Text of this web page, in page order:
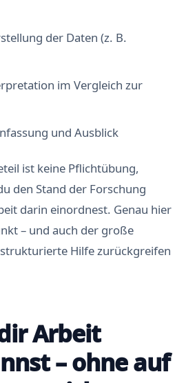
der Daten (z. B.
im Vergleich zur
und Ausblick
ist keine Pflichtübung,
den Stand der Forschung
darin einordnest. Genau hier
– und auch der große
Hilfe zurückgreifen
Arbeit
– ohne auf